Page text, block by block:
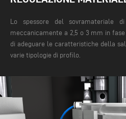
Lo spessore del sovramateriale
meccanicamente a 2,5 o 3 mm in
di adeguare le caratteristiche della
varie tipologie di profilo.